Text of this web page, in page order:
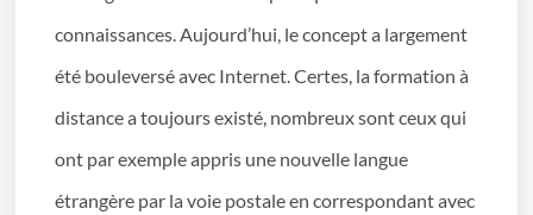
connaissances. Aujourd’hui, le concept a largement
été bouleversé avec Internet. Certes, la formation à
distance a toujours existé, nombreux sont ceux qui
ont par exemple appris une nouvelle langue
étrangère par la voie postale en correspondant avec